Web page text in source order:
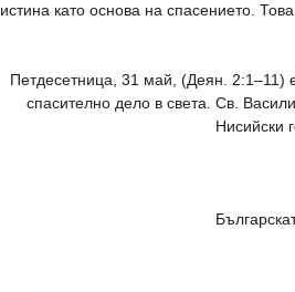
истина като основа на спасението.
Петдесетница, 31 май, (Деян. 2:1–11)
спасително дело в света. Св.
Нисийски